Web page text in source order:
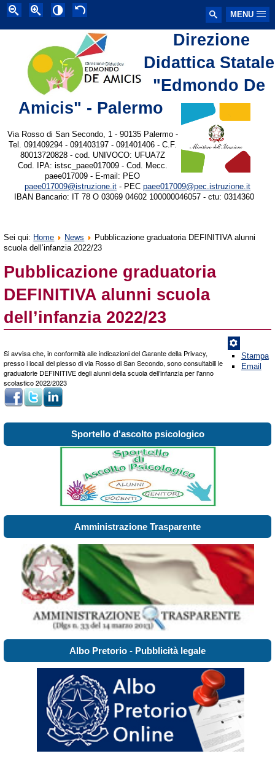
MENU
Direzione
Didattica Statale
"Edmondo De
Amicis" - Palermo
Via Rosso di San Secondo, 1 - 90135 Palermo -
Tel. 091409294 - 091403197 - 091401406 - C.F.
80013720828 - cod. UNIVOCO: UFUA7Z
Cod. IPA: istsc_paee017009 - Cod. Mecc.
paee017009 - E-mail: PEO
paee017009@istruzione.it - PEC paee017009@pec.istruzione.it
IBAN Bancario: IT 78 O 03069 04602 100000046057 - ctu: 0314360
Sei qui: Home News
Pubblicazione graduatoria DEFINITIVA alunni
scuola dell’infanzia 2022/23
Pubblicazione graduatoria
DEFINITIVA alunni scuola
dell’infanzia 2022/23
Stampa
Email
Si avvisa che, in conformità alle indicazioni del Garante della Privacy,
presso i locali del plesso di via Rosso di San Secondo, sono consultabili le
graduatorie DEFINITIVE degli alunni della scuola dell’infanzia per l’anno
scolastico 2022/2023
Sportello d'ascolto psicologico
Amministrazione Trasparente
Albo Pretorio - Pubblicità legale